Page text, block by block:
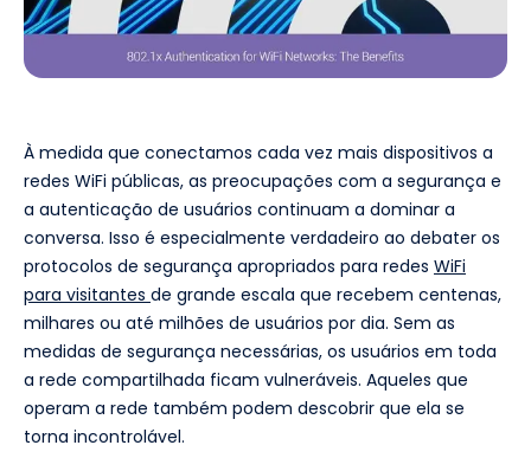
À medida que conectamos cada vez mais dispositivos a
redes WiFi públicas, as preocupações com a segurança e
a autenticação de usuários continuam a dominar a
conversa. Isso é especialmente verdadeiro ao debater os
protocolos de segurança apropriados para redes WiFi
para visitantes de grande escala que recebem centenas,
milhares ou até milhões de usuários por dia. Sem as
medidas de segurança necessárias, os usuários em toda
a rede compartilhada ficam vulneráveis. Aqueles que
operam a rede também podem descobrir que ela se
torna incontrolável.